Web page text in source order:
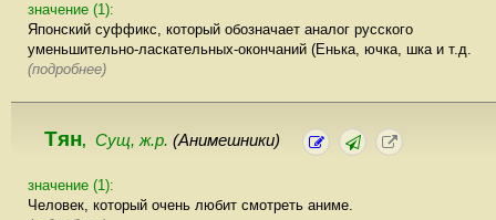
значение (1):
Японский суффикс, который обозначает аналог русского
уменьшительно-ласкательных-окончаний (Енька, ючка, шка и т.д.
(подробнее)
Тян, Сущ, ж.р. (Анимешники)
значение (1):
Человек, который очень любит смотреть аниме.